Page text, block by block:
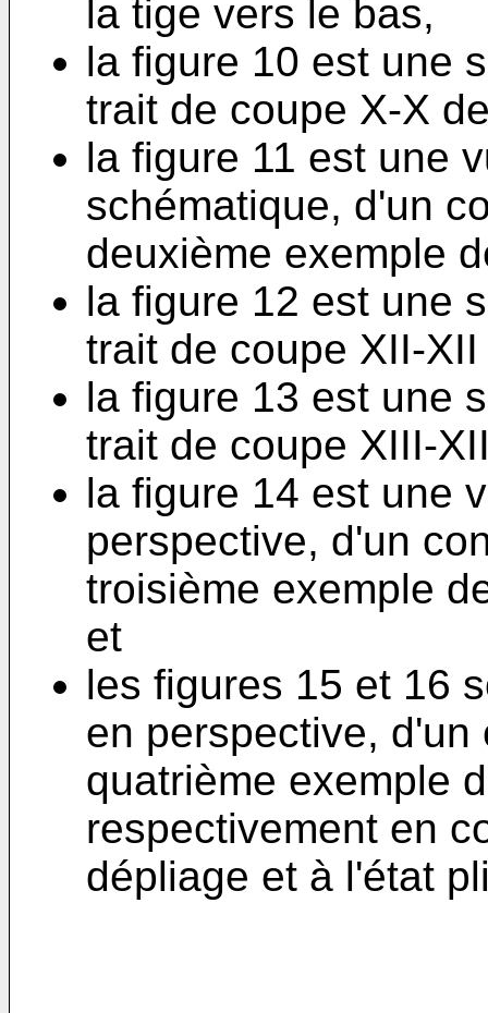
la tige vers le bas,
la figure 10 est une
trait de coupe X-X
la figure 11 est une
schématique, d'un
deuxième exemple
la figure 12 est une
trait de coupe XII-
la figure 13 est une
trait de coupe XIII-
la figure 14 est une
perspective, d'un
troisième exemple
et
les figures 15 et 16
en perspective,
quatrième exemple
respectivement en
dépliage et à l'état